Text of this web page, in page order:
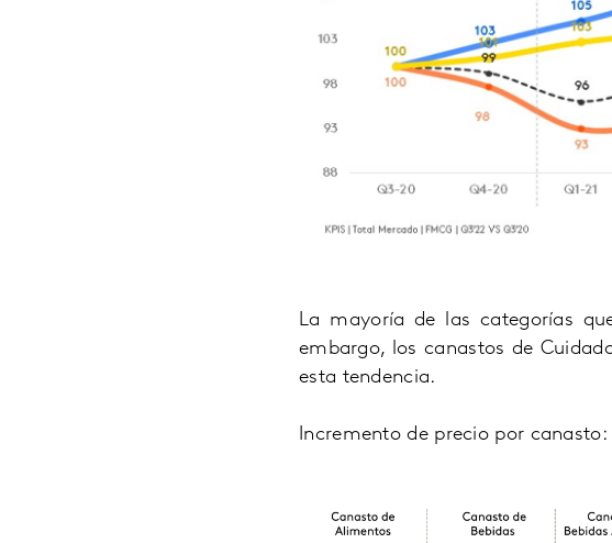
La mayoría de las categorías
embargo, los canastos de
esta tendencia.
Incremento de precio por canasto: